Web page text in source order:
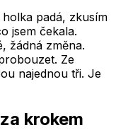
padá, zkusím
jsem čekala.
žádná změna.
Ze
najednou tři. Je
krokem